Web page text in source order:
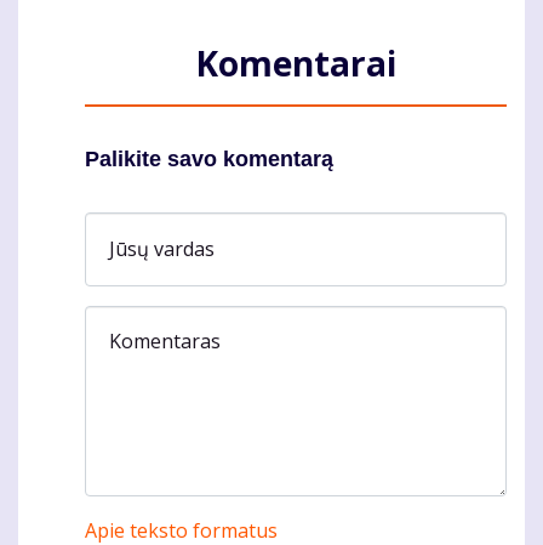
Komentarai
Palikite savo komentarą
Jūsų vardas
Komentaras
Apie teksto formatus